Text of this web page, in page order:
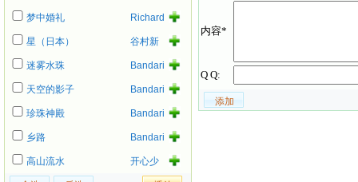
梦中婚礼
Richard
星（日本）
谷村新
迷雾水珠
Bandari
天空的影子 Bandari
珍珠神殿 Bandari
乡路 Bandari
高山流水
开心少
女组
内容*
Q Q: